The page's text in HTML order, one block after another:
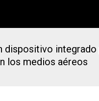
dispositivo
los medios aéreos